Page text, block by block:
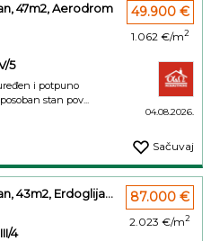
47m2, Aerodrom
5
i potpuno
stan pov...
49.900 €
1.062 €/m2
04.08.2026.
Sačuvaj
43m2, Erdoglija...
III/4
87.000 €
2.023 €/m2